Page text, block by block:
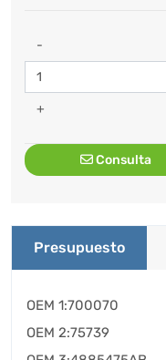
-
+
Consulta
Presupuesto
OEM 1:700070
OEM 2:75739